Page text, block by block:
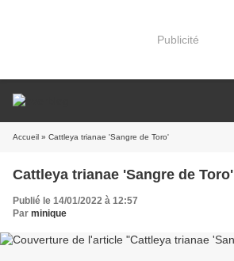
Publicité
Accueil » Cattleya trianae 'Sangre de Toro'
Cattleya trianae 'Sangre de Toro'
Publié le 14/01/2022 à 12:57
Par minique